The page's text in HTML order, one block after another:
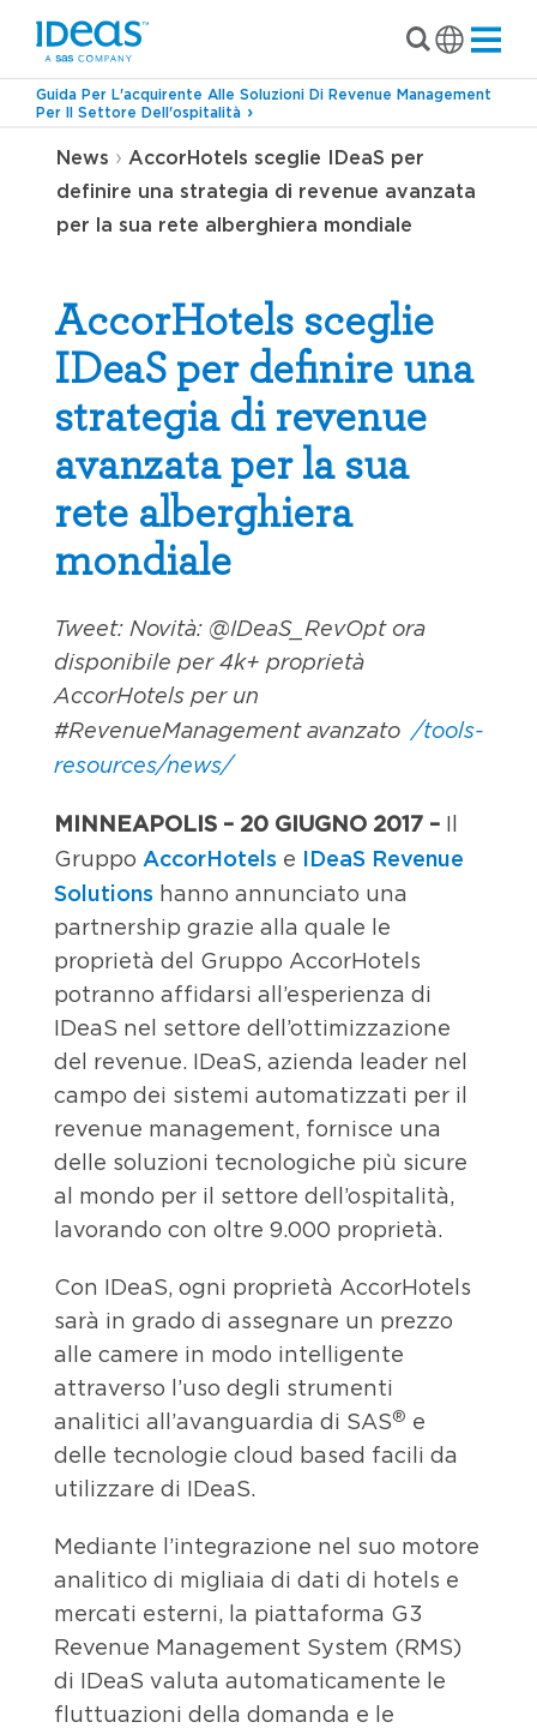
Guida Per L'acquirente Alle Soluzioni Di Revenue Management
Per Il Settore Dell'ospitalità
News › AccorHotels sceglie IDeaS per
definire una strategia di revenue avanzata
per la sua rete alberghiera mondiale
AccorHotels sceglie
IDeaS per definire una
strategia di revenue
avanzata per la sua
rete alberghiera
mondiale
Tweet: Novità: @IDeaS_RevOpt ora
disponibile per 4k+ proprietà
AccorHotels per un
#RevenueManagement avanzato/tools-
resources/news/
MINNEAPOLIS – 20 GIUGNO 2017 –
Gruppo AccorHotels e IDeaS Revenue
Solutions hanno annunciato una
partnership grazie alla quale le
proprietà del Gruppo AccorHotels
potranno affidarsi all’esperienza di
IDeaS nel settore dell’ottimizzazione
del revenue. IDeaS, azienda leader nel
campo dei sistemi automatizzati per il
revenue management, fornisce una
delle soluzioni tecnologiche più sicure
al mondo per il settore dell’ospitalità,
lavorando con oltre 9.000 proprietà.
Con IDeaS, ogni proprietà AccorHotels
sarà in grado di assegnare un prezzo
alle camere in modo intelligente
attraverso l’uso degli strumenti
analitici all’avanguardia di SAS® e
delle tecnologie cloud based facili da
utilizzare di IDeaS.
Mediante l’integrazione nel suo motore
analitico di migliaia di dati di hotels e
mercati esterni, la piattaforma G3
Revenue Management System (RMS)
di IDeaS valuta automaticamente le
fluttuazioni della domanda e le